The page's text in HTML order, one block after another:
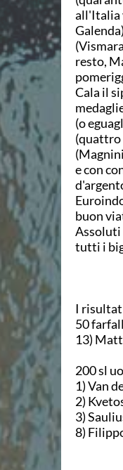
Italico
Ostia
Paolo
all'Italia
resto,
Cala il
(o
(quattro
e con
buon
Assoluti
tutti i
I
50
13)
200 sl
1) Van
2)
3)
8)